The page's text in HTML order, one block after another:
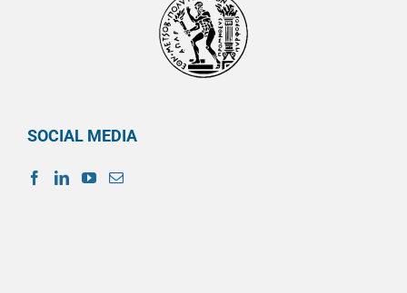
SOCIAL MEDIA